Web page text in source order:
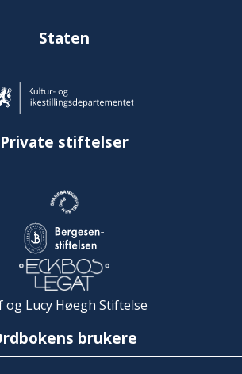
Staten
Private stiftelser
og Lucy Høegh Stiftelse
brukere